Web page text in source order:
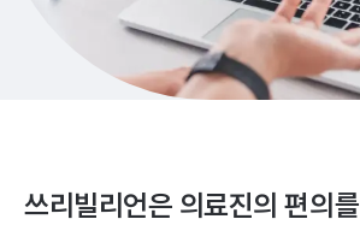
쓰리빌리언은 의료진의 편의를